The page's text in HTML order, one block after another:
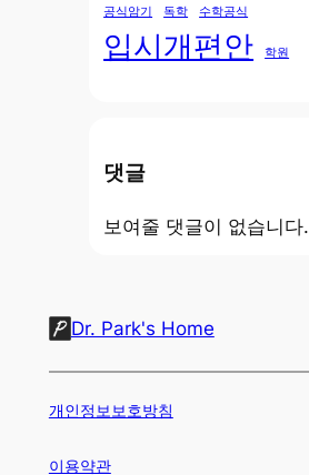
공식암기 독학 수학공식
입시개편안 학원
댓글
보여줄 댓글이 없습니다.
Dr. Park's Home
개인정보보호방침
이용약관